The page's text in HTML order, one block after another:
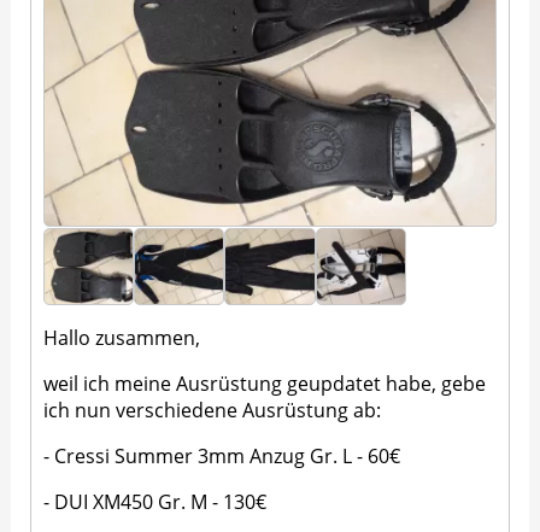
Hallo zusammen,
weil ich meine Ausrüstung geupdatet habe, gebe
ich nun verschiedene Ausrüstung ab:
- Cressi Summer 3mm Anzug Gr. L - 60€
- DUI XM450 Gr. M - 130€